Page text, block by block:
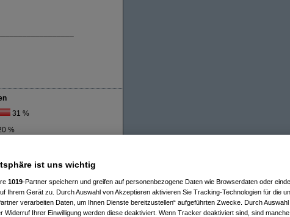
31 %
%
ist uns wichtig
1019-Partner speichern und greifen auf personenbezogene Daten wie Browserdaten oder
Ihrem Gerät zu. Durch Auswahl von Akzeptieren aktivieren Sie Tracking-Technologien für die
verarbeiten Daten, um Ihnen Dienste bereitzustellen“ aufgeführten Zwecke. Durch Auswahl
Widerruf Ihrer Einwilligung werden diese deaktiviert. Wenn Tracker deaktiviert sind, sind